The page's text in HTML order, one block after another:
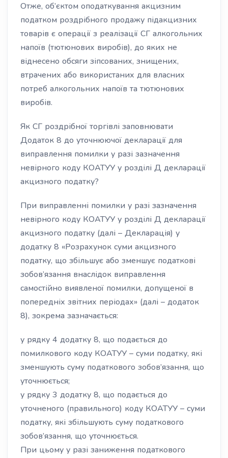
Отже, об’єктом оподаткування акцизним
податком роздрібного продажу підакцизних
товарів є операції з реалізації СГ алкогольних
напоїв (тютюнових виробів), до яких не
віднесено обсяги зіпсованих, знищених,
втрачених або використаних для власних
потреб алкогольних напоїв та тютюнових
виробів.
Як СГ роздрібної торгівлі заповнювати
Додаток 8 до уточнюючої декларації для
виправлення помилки у разі зазначення
невірного коду КОАТУУ у розділі Д декларації
акцизного податку?
При виправленні помилки у разі зазначення
невірного коду КОАТУУ у розділі Д декларації
акцизного податку (далі – Декларація) у
додатку 8 «Розрахунок суми акцизного
податку, що збільшує або зменшує податкові
зобов’язання внаслідок виправлення
самостійно виявленої помилки, допущеної в
попередніх звітних періодах» (далі – додаток
8), зокрема зазначається:
у рядку 4 додатку 8, що подається до
помилкового коду КОАТУУ – суми податку, які
зменшують суму податкового зобов’язання, що
уточнюється;
у рядку 3 додатку 8, що подається до
уточненого (правильного) коду КОАТУУ – суми
податку, які збільшують суму податкового
зобов’язання, що уточнюється.
При цьому у разі заниження податкового